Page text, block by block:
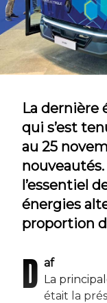
La dernière
qui s’est
au 25
l’essentiel
énergies
proportion
D af
La
était la